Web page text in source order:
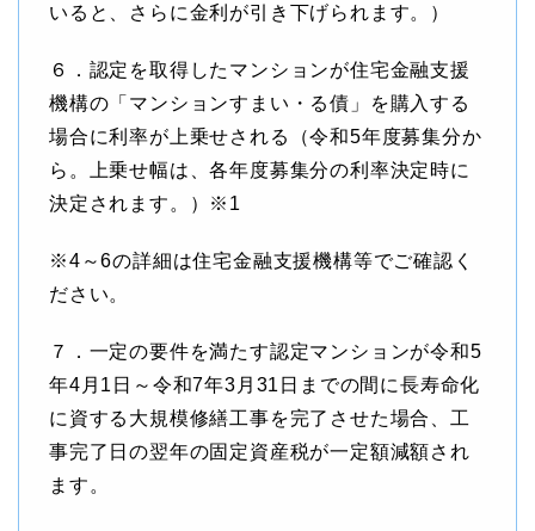
いると、さらに金利が引き下げられます。）
６．認定を取得したマンションが住宅金融支援
機構の「マンションすまい・る債」を購入する
場合に利率が上乗せされる（令和5年度募集分か
ら。上乗せ幅は、各年度募集分の利率決定時に
決定されます。）※1
※4～6の詳細は住宅金融支援機構等でご確認く
ださい。
７．一定の要件を満たす認定マンションが令和5
年4月1日～令和7年3月31日までの間に長寿命化
に資する大規模修繕工事を完了させた場合、工
事完了日の翌年の固定資産税が一定額減額され
ます。